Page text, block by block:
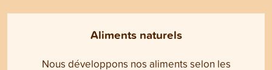
Aliments naturels
Nous développons nos aliments selon les